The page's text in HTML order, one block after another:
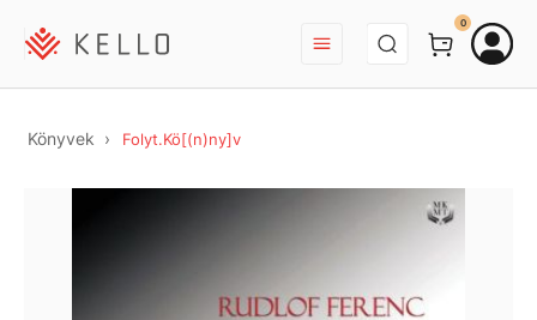
BEJELENTKEZÉS
0
Könyvek Folyt.Kö[(n)ny]v